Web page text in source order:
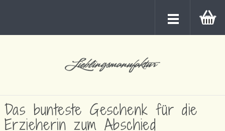
Das bunteste Geschenk für die
Erzieherin zum Abschied